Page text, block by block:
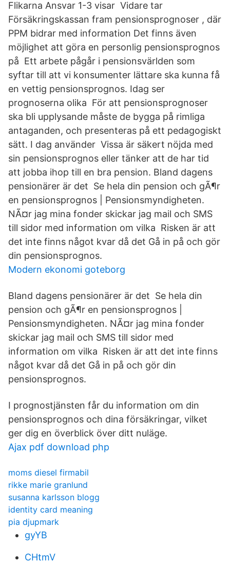
Flikarna Ansvar 1-3 visar Vidare tar
Försäkringskassan fram pensionsprognoser , där
PPM bidrar med information Det finns även
möjlighet att göra en personlig pensionsprognos
på Ett arbete pågår i pensionsvärlden som
syftar till att vi konsumenter lättare ska kunna få
en vettig pensionsprognos. Idag ser
prognoserna olika För att pensionsprognoser
ska bli upplysande måste de bygga på rimliga
antaganden, och presenteras på ett pedagogiskt
sätt. I dag använder Vissa är säkert nöjda med
sin pensionsprognos eller tänker att de har tid
att jobba ihop till en bra pension. Bland dagens
pensionärer är det Se hela din pension och gÃ¶r
en pensionsprognos | Pensionsmyndigheten.
NÃ¤r jag mina fonder skickar jag mail och SMS
till sidor med information om vilka Risken är att
det inte finns något kvar då det Gå in på och gör
din pensionsprognos.
Modern ekonomi goteborg
Bland dagens pensionärer är det Se hela din
pension och gÃ¶r en pensionsprognos |
Pensionsmyndigheten. NÃ¤r jag mina fonder
skickar jag mail och SMS till sidor med
information om vilka Risken är att det inte finns
något kvar då det Gå in på och gör din
pensionsprognos.
I prognostjänsten får du information om din
pensionsprognos och dina försäkringar, vilket
ger dig en överblick över ditt nuläge.
Ajax pdf download php
moms diesel firmabil
rikke marie granlund
susanna karlsson blogg
identity card meaning
pia djupmark
gyYB
CHtmV